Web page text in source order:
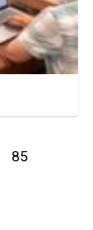
85